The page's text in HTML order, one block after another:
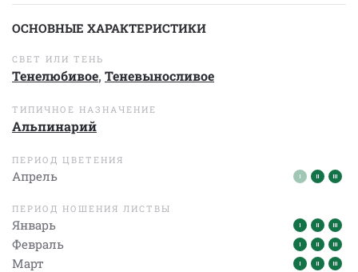
ОСНОВНЫЕ ХАРАКТЕРИСТИКИ
СВЕТ ИЛИ ТЕНЬ
Тенелюбивое, Теневыносливое
ТИПИЧНОЕ НАЗНАЧЕНИЕ
Альпинарий
ПЕРИОД ЦВЕТЕНИЯ
Апрель
ПЕРИОД НОШЕНИЯ ЛИСТВЫ
Январь
Февраль
Март